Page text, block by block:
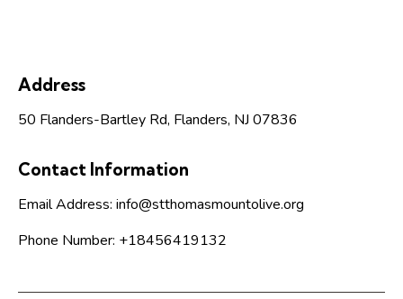
Address
50 Flanders-Bartley Rd, Flanders, NJ 07836
Contact Information
Email Address: info@stthomasmountolive.org
Phone Number: +18456419132